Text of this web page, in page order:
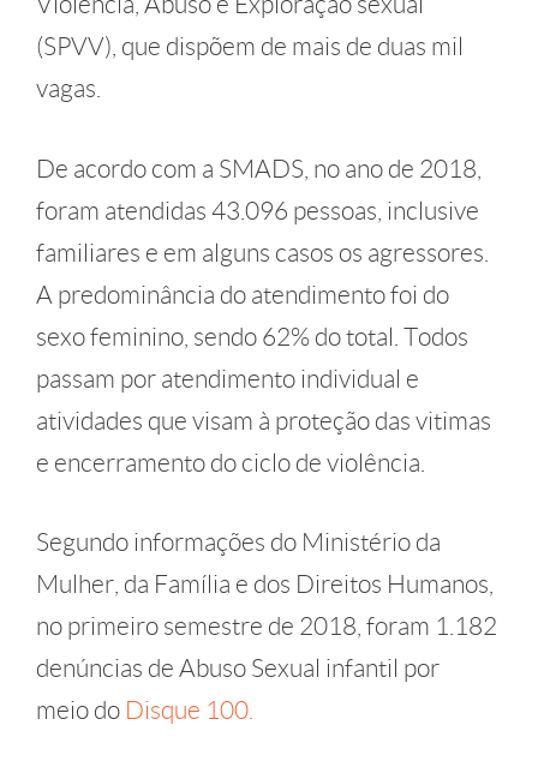
(SPVV), que dispõem de mais de duas mil
vagas.
De acordo com a SMADS, no ano de 2018,
foram atendidas 43.096 pessoas, inclusive
familiares e em alguns casos os agressores.
A predominância do atendimento foi do
sexo feminino, sendo 62% do total. Todos
passam por atendimento individual e
atividades que visam à proteção das vitimas
e encerramento do ciclo de violência.
Segundo informações do Ministério da
Mulher, da Família e dos Direitos Humanos,
no primeiro semestre de 2018, foram 1.182
denúncias de Abuso Sexual infantil por
meio do Disque 100.